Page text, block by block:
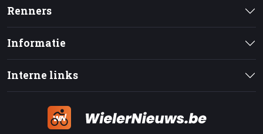
Renners
Informatie
Interne links